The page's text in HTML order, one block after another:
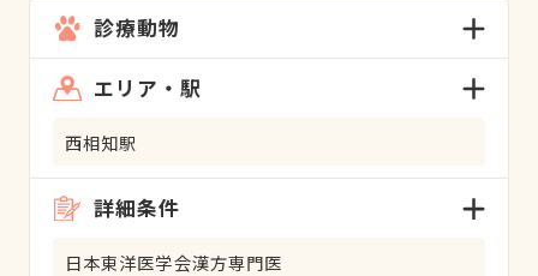
診療動物
エリア・駅
西相知駅
詳細条件
日本東洋医学会漢方専門医